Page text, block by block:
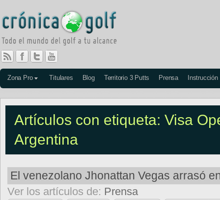
Zona Pro Titulares Blog Territorio 3 Putts Prensa Instrucción
Artículos con etiqueta: Visa
Argentina
El venezolano Jhonattan Vegas arrasó
Ver los artículos de: Prensa